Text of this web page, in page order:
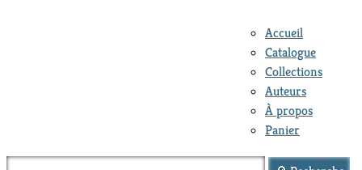
Accueil
Catalogue
Collections
Auteurs
À propos
Panier